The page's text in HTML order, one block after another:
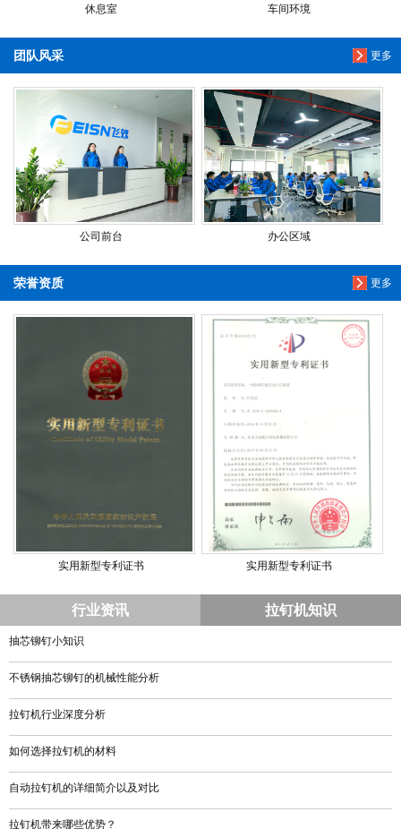
休息室 车间环境
更多
团队风采
公司前台 办公区域
更多
荣誉资质
实用新型专利证书 实用新型专利证书
行业资讯 拉钉机知识
抽芯铆钉小知识
不锈钢抽芯铆钉的机械性能分析
拉钉机行业深度分析
如何选择拉钉机的材料
自动拉钉机的详细简介以及对比
拉钉机带来哪些优势？